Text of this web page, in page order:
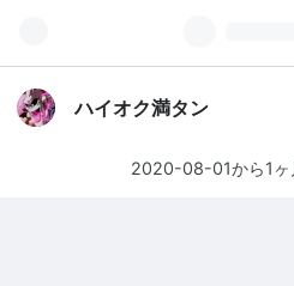
ハイオク満タン
2020-08-01から1ヶ